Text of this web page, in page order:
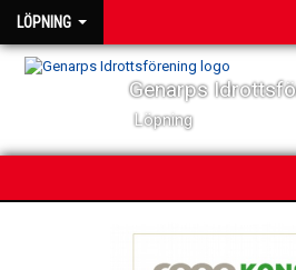
LÖPNING
Genarps
Löpning